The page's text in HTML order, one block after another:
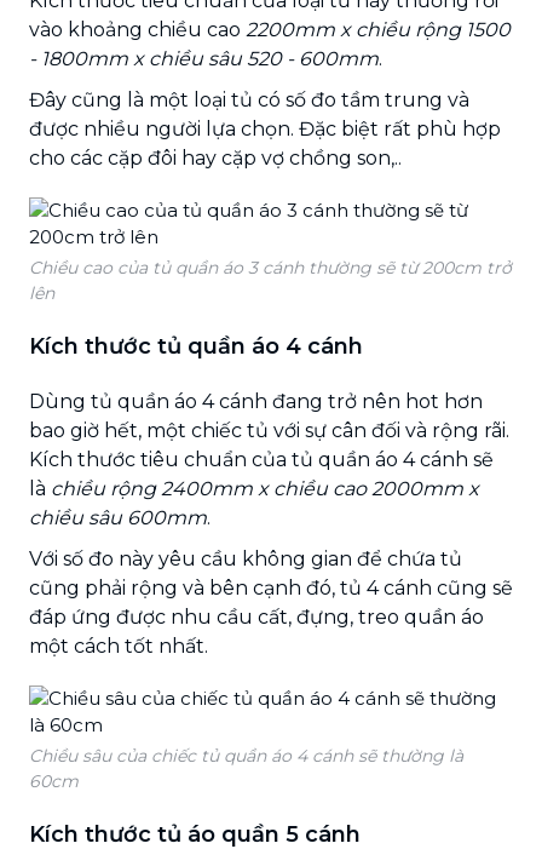
vào khoảng chiều cao 2200mm x chiều rộng 1500
- 1800mm x chiều sâu 520 - 600mm.
Đây cũng là một loại tủ có số đo tầm trung và
được nhiều người lựa chọn. Đặc biệt rất phù hợp
cho các cặp đôi hay cặp vợ chồng son,..
Chiều cao của tủ quần áo 3 cánh thường sẽ từ 200cm trở
lên
Kích thước tủ quần áo 4 cánh
Dùng tủ quần áo 4 cánh đang trở nên hot hơn
bao giờ hết, một chiếc tủ với sự cân đối và rộng rãi.
Kích thước tiêu chuẩn của tủ quần áo 4 cánh sẽ
là chiều rộng 2400mm x chiều cao 2000mm x
chiều sâu 600mm.
Với số đo này yêu cầu không gian để chứa tủ
cũng phải rộng và bên cạnh đó, tủ 4 cánh cũng sẽ
đáp ứng được nhu cầu cất, đựng, treo quần áo
một cách tốt nhất.
Chiều sâu của chiếc tủ quần áo 4 cánh sẽ thường là
60cm
Kích thước tủ áo quần 5 cánh